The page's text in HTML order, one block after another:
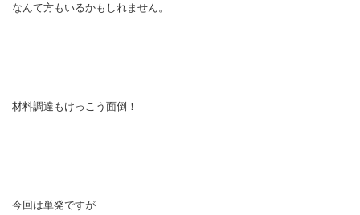
なんて方もいるかもしれません。
材料調達もけっこう面倒！
今回は単発ですが